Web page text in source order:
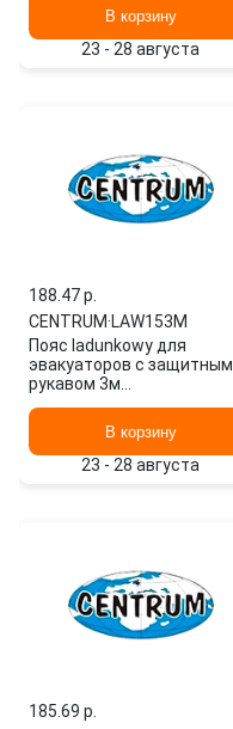
В корзину
23 - 28 августа
188.47 p.
CENTRUM·LAW153M
Пояс ladunkowy для
эвакуаторов с защитным
рукавом 3м
LAW153M CENTRUM
В корзину
23 - 28 августа
185.69 p.